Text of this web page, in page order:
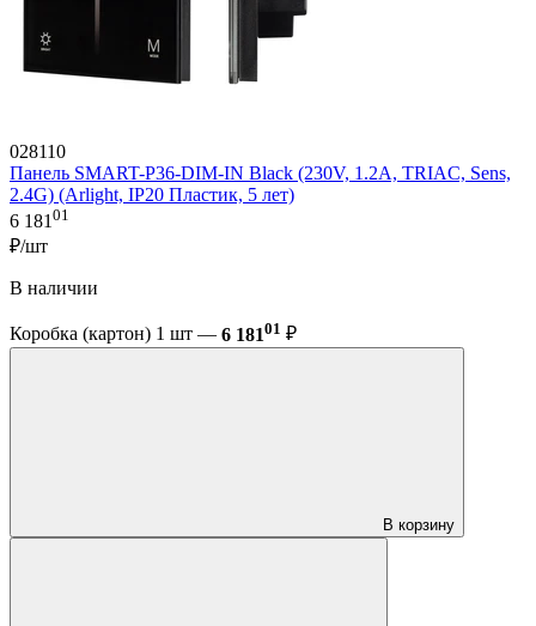
028110
Панель SMART-P36-DIM-IN Black (230V, 1.2A, TRIAC, Sens,
2.4G) (Arlight, IP20 Пластик, 5 лет)
6 181 01
₽/шт
В наличии
Коробка (картон) 1 шт — 6 18101 ₽
В корзину